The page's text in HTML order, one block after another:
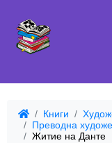
Книги
Преводна
Житие на Данте